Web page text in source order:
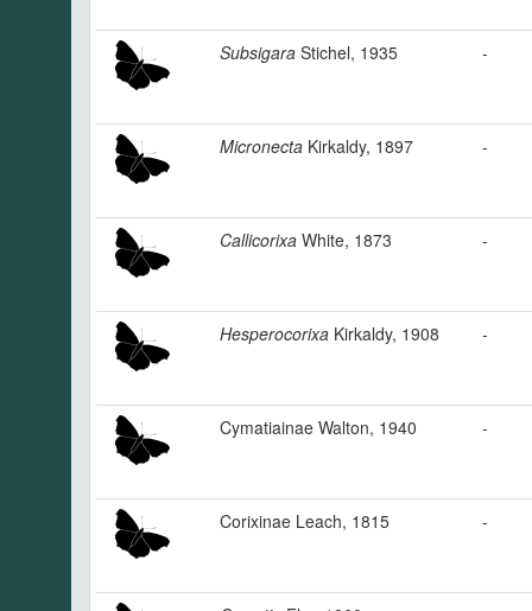
Subsigara Stichel, 1935 -
Micronecta Kirkaldy, 1897 -
Callicorixa White, 1873 -
Hesperocorixa Kirkaldy, 1908 -
Cymatiainae Walton, 1940 -
Corixinae Leach, 1815 -